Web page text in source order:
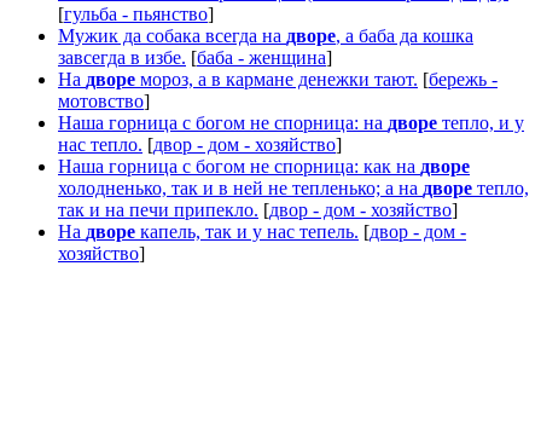
[гульба - пьянство]
Мужик да собака всегда на дворе, а баба да кошка
завсегда в избе. [баба - женщина]
На дворе мороз, а в кармане денежки тают. [бережь -
мотовство]
Наша горница с богом не спорница: на дворе тепло, и у
нас тепло. [двор - дом - хозяйство]
Наша горница с богом не спорница: как на дворе
холодненько, так и в ней не тепленько; а на дворе тепло,
так и на печи припекло. [двор - дом - хозяйство]
На дворе капель, так и у нас тепель. [двор - дом -
хозяйство]